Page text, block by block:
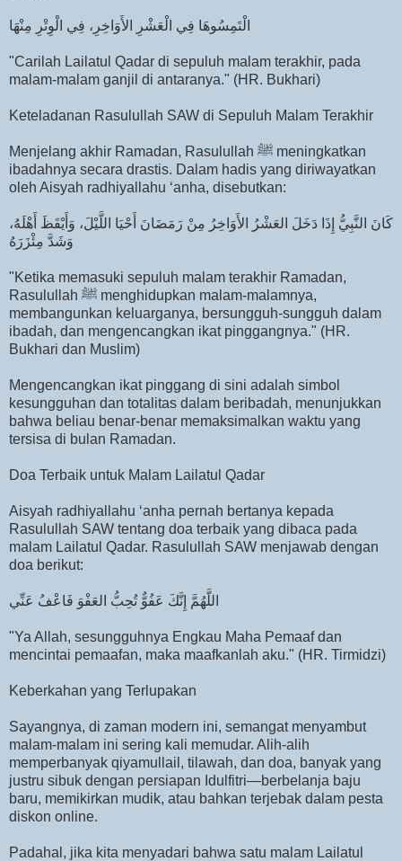
الْتَمِسُوهَا فِي الْعَشْرِ الأَوَاخِرِ، فِي الْوِتْرِ مِنْهَا
"Carilah Lailatul Qadar di sepuluh malam terakhir, pada
malam-malam ganjil di antaranya." (HR. Bukhari)
Keteladanan Rasulullah SAW di Sepuluh Malam Terakhir
Menjelang akhir Ramadan, Rasulullah ﷺ meningkatkan
ibadahnya secara drastis. Dalam hadis yang diriwayatkan
oleh Aisyah radhiyallahu ‘anha, disebutkan:
كَانَ النَّبِيُّ إِذَا دَخَلَ العَشْرُ الأَوَاخِرُ مِنْ رَمَضَانَ أَحْيَا اللَّيْلَ، وَأَيْقَظَ أَهْلَهُ،
وَشَدَّ مِئْزَرَهُ
"Ketika memasuki sepuluh malam terakhir Ramadan,
Rasulullah ﷺ menghidupkan malam-malamnya,
membangunkan keluarganya, bersungguh-sungguh dalam
ibadah, dan mengencangkan ikat pinggangnya." (HR.
Bukhari dan Muslim)
Mengencangkan ikat pinggang di sini adalah simbol
kesungguhan dan totalitas dalam beribadah, menunjukkan
bahwa beliau benar-benar memaksimalkan waktu yang
tersisa di bulan Ramadan.
Doa Terbaik untuk Malam Lailatul Qadar
Aisyah radhiyallahu ‘anha pernah bertanya kepada
Rasulullah SAW tentang doa terbaik yang dibaca pada
malam Lailatul Qadar. Rasulullah SAW menjawab dengan
doa berikut:
اللَّهُمَّ إِنَّكَ عَفُوٌّ تُحِبُّ العَفْوَ فَاعْفُ عَنِّي
"Ya Allah, sesungguhnya Engkau Maha Pemaaf dan
mencintai pemaafan, maka maafkanlah aku." (HR. Tirmidzi)
Keberkahan yang Terlupakan
Sayangnya, di zaman modern ini, semangat menyambut
malam-malam ini sering kali memudar. Alih-alih
memperbanyak qiyamullail, tilawah, dan doa, banyak yang
justru sibuk dengan persiapan Idulfitri—berbelanja baju
baru, memikirkan mudik, atau bahkan terjebak dalam pesta
diskon online.
Padahal, jika kita menyadari bahwa satu malam Lailatul